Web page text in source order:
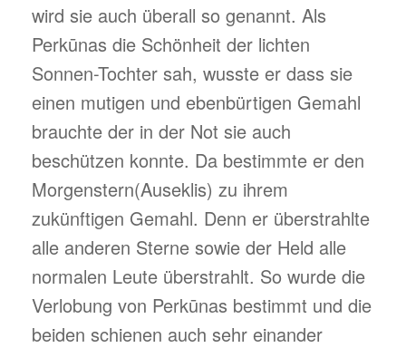
wird sie auch überall so genannt. Als
Perkūnas die Schönheit der lichten
Sonnen-Tochter sah, wusste er dass sie
einen mutigen und ebenbürtigen Gemahl
brauchte der in der Not sie auch
beschützen konnte. Da bestimmte er den
Morgenstern(Auseklis) zu ihrem
zukünftigen Gemahl. Denn er überstrahlte
alle anderen Sterne sowie der Held alle
normalen Leute überstrahlt. So wurde die
Verlobung von Perkūnas bestimmt und die
beiden schienen auch sehr einander